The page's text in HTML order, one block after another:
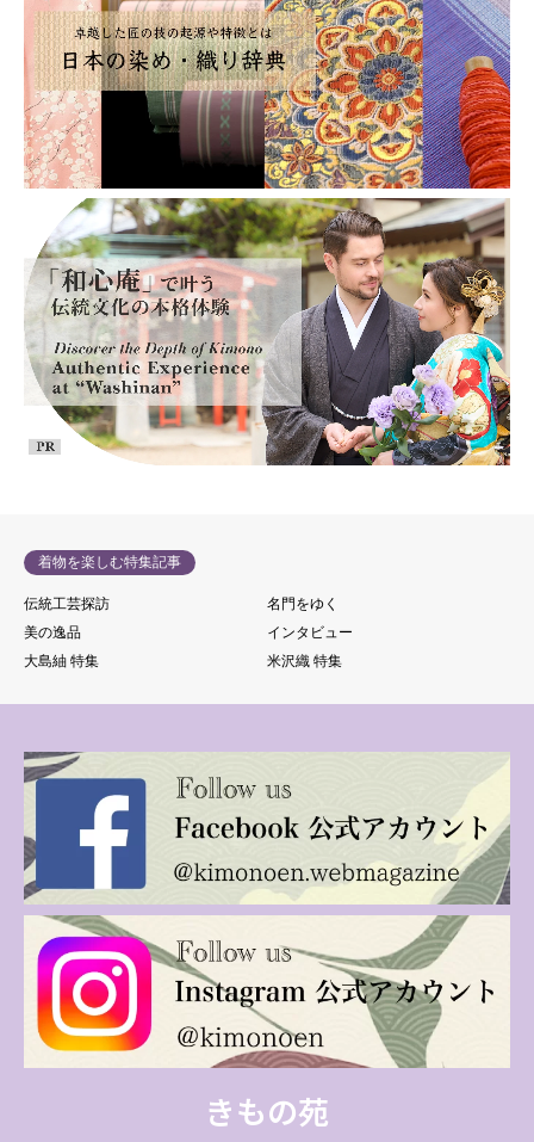
着物を楽しむ特集記事
伝統工芸探訪
名門をゆく
美の逸品
インタビュー
大島紬 特集
米沢織 特集
きもの苑